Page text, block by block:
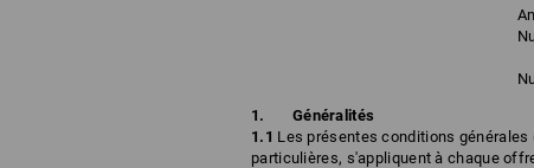
Généralités
1.1 Les présentes conditions
particulières, s'appliquent à chaque